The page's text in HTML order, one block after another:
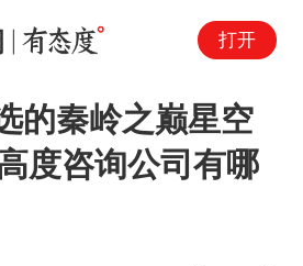
打开
的秦岭之巅星空
度咨询公司有哪